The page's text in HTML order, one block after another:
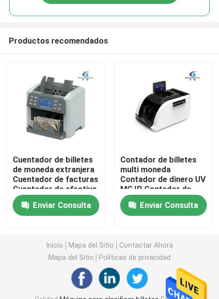
Sobre nosotros
Productos recomendados
Cuentador de billetes
de moneda extranjera
Cuentador de facturas
Cuentador de efectivo
Cuentador de dinero
Enviar Consulta
Contador de billetes
multi moneda
Contador de dinero UV
MG IR Contador de
facturas
Enviar Consulta
Inicio Mapa del Sitio
Contactar Ahora
Mapa del Sitio
Políticas de privacidad